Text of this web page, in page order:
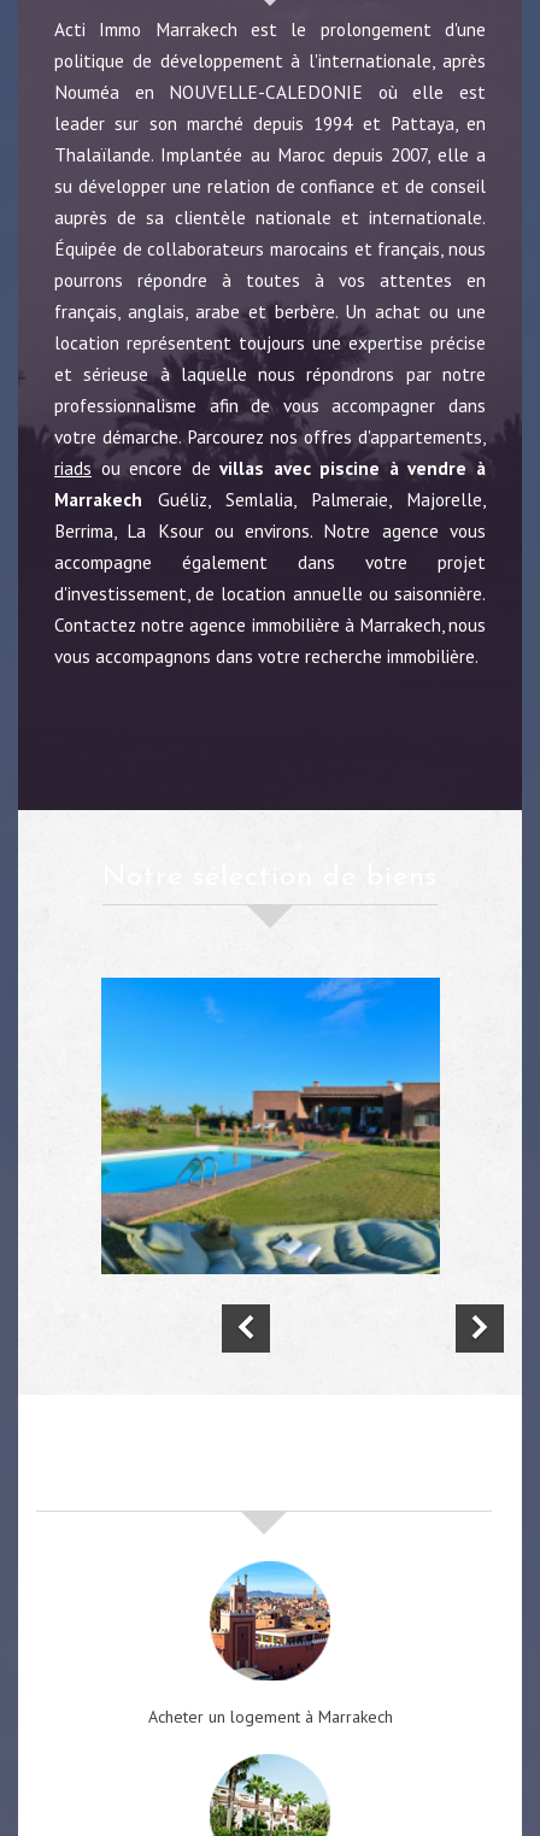
Acti Immo Marrakech est le prolongement d'une
politique de développement à l'internationale, après
Nouméa en NOUVELLE-CALEDONIE où elle est
leader sur son marché depuis 1994 et Pattaya, en
Thalaïlande. Implantée au Maroc depuis 2007, elle a
su développer une relation de confiance et de conseil
auprès de sa clientèle nationale et internationale.
Équipée de collaborateurs marocains et français, nous
pourrons répondre à toutes à vos attentes en
français, anglais, arabe et berbère. Un achat ou une
location représentent toujours une expertise précise
et sérieuse à laquelle nous répondrons par notre
professionnalisme afin de vous accompagner dans
votre démarche. Parcourez nos offres d'appartements,
riads ou encore devillas avec piscine à vendre à
Marrakech Guéliz, Semlalia, Palmeraie, Majorelle,
Berrima, La Ksour ou environs. Notre agence vous
accompagne également dans votre projet
d'investissement, de location annuelle ou saisonnière.
Contactez notre agence immobilière à Marrakech, nous
vous accompagnons dans votre recherche immobilière.
Acheter un logement à Marrakech